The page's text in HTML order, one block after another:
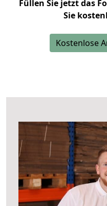
Füllen Sie jetzt das
Sie
Kostenlose